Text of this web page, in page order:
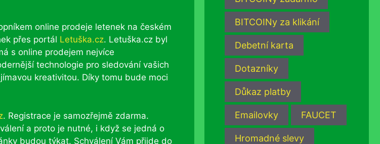
online prodeje letenek na českém
přes portál Letuška.cz. Letuška.cz byl
s online prodejem nejvíce
technologie pro sledování vašich
kreativitou. Díky tomu bude moci
. Registrace je samozřejmě zdarma.
a proto je nutné, i když se jedná o
budou týkat. Schválení Vám přijde do
BITCOINy za klikání
Debetní karta
Dotazníky
Důkaz platby
Emailovky FAUCET
Hromadné slevy